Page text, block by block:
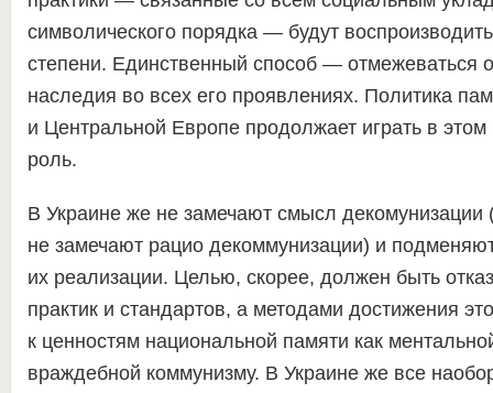
символического порядка — будут
степени. Единственный способ — отмежеваться
наследия во всех его проявлениях. Политика
и Центральной Европе продолжает играть в
роль.
В Украине же не замечают смысл декомунизации
не замечают рацио декоммунизации) и
их реализации. Целью, скорее, должен быть отказ
практик и стандартов, а методами достижения
к ценностям национальной памяти как
враждебной коммунизму. В Украине же все